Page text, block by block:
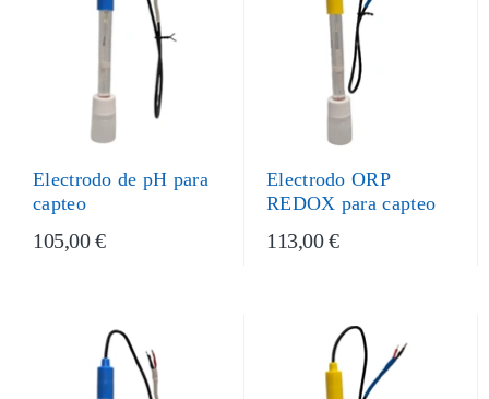
Electrodo de pH para
capteo
105,00 €
Electrodo ORP
REDOX para capteo
113,00 €